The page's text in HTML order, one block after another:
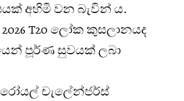
අහිමි වන බැවින් ය.
T20 ලෝක කුසලානයද
පූර්ණ සුවයක් ලබා
රෝයල් චැලේන්ජර්ස්